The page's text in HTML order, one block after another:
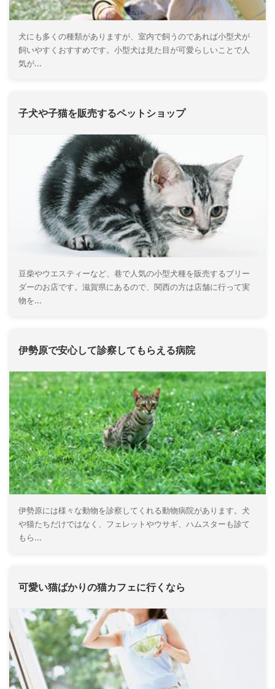
犬にも多くの種類がありますが、室内で飼うのであれば小型犬が
飼いやすくおすすめです。小型犬は見た目が可愛らしいことで人
気が...
子犬や子猫を販売するペットショップ
豆柴やウエスティーなど、巷で人気の小型犬種を販売するブリー
ダーのお店です。滋賀県にあるので、関西の方は店舗に行って実
物を...
伊勢原で安心して診察してもらえる病院
伊勢原には様々な動物を診察してくれる動物病院があります。犬
や猫たちだけではなく、フェレットやウサギ、ハムスターも診て
もら...
可愛い猫ばかりの猫カフェに行くなら